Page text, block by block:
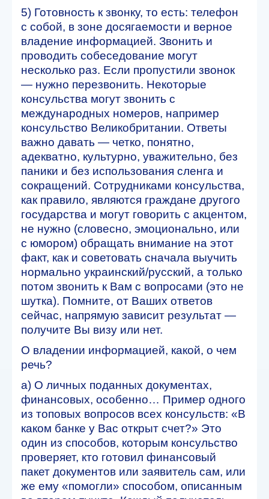
5) Готовность к звонку, то есть: телефон
с собой, в зоне досягаемости и верное
владение информацией. Звонить и
проводить собеседование могут
несколько раз. Если пропустили звонок
— нужно перезвонить. Некоторые
консульства могут звонить с
международных номеров, например
консульство Великобритании. Ответы
важно давать — четко, понятно,
адекватно, культурно, уважительно, без
паники и без использования сленга и
сокращений. Сотрудниками консульства,
как правило, являются граждане другого
государства и могут говорить с акцентом,
не нужно (словесно, эмоционально, или
с юмором) обращать внимание на этот
факт, как и советовать сначала выучить
нормально украинский/русский, а только
потом звонить к Вам с вопросами (это не
шутка). Помните, от Ваших ответов
сейчас, напрямую зависит результат —
получите Вы визу или нет.
О владении информацией, какой, о чем
речь?
а) О личных поданных документах,
финансовых, особенно… Пример одного
из топовых вопросов всех консульств: «В
каком банке у Вас открыт счет?» Это
один из способов, которым консульство
проверяет, кто готовил финансовый
пакет документов или заявитель сам, или
же ему «помогли» способом, описанным